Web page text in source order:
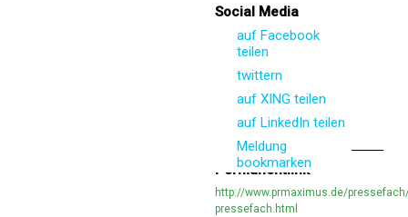
Social Media
auf Facebook
teilen
twittern
auf XING teilen
auf LinkedIn teilen
Meldung
bookmarken
Permanentlink
http://www.prmaximus.de/
pressefach.html